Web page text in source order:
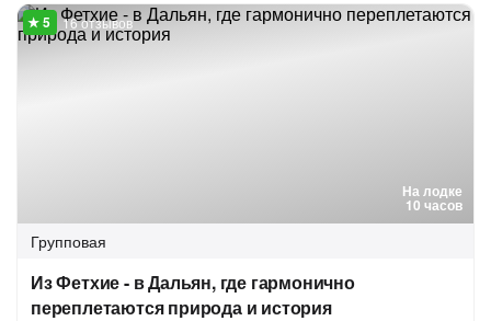
На лодке
10 часов
16 отзывов
Групповая
Из Фетхие - в Дальян, где гармонично
переплетаются природа и история